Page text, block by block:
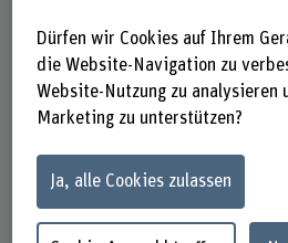
Hans-Peter Käser
Lehrbeauftragte/r
Dürfen wir Cookies auf Ihrem
die Website-Navigation zu
Website-Nutzung zu analysieren
Marketing zu unterstützen?
Ja, alle Cookies zulassen